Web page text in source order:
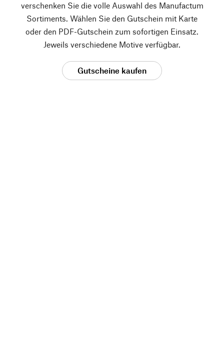
verschenken Sie die volle Auswahl des Manufactum
Sortiments. Wählen Sie den Gutschein mit Karte
oder den PDF-Gutschein zum sofortigen Einsatz.
Jeweils verschiedene Motive verfügbar.
Gutscheine kaufen